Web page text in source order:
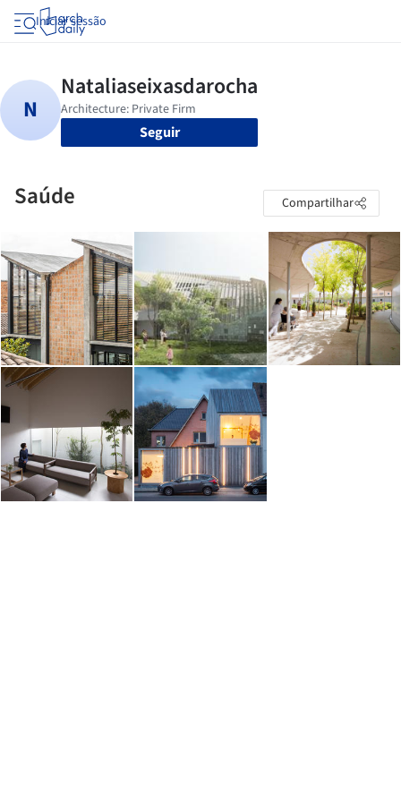
Iniciar sessão
Seguir
Saúde Compartilhar